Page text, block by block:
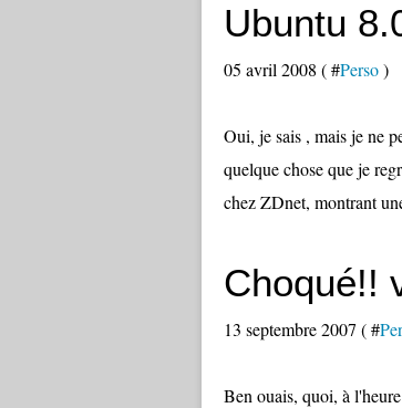
Ubuntu
05 avril 2008 ( #Perso)
Oui, je sais , mais je ne
quelque chose que je
chez ZDnet, montrant
Choqué!!
13 septembre 2007 ( #
Ben ouais, quoi, à